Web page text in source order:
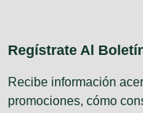
Regístrate Al
Recibe información
promociones, cómo